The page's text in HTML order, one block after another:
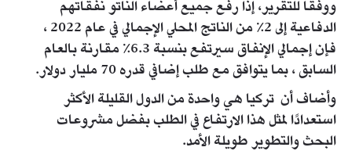
ووفقا للتقرير، إذا رفع جميع أعضاء الناتو نفقاتهم
الدفاعية إلى 2٪ من الناتج المحلي الإجمالي في عام 2022 ،
فإن إجمالي الإنفاق سيرتفع بنسبة 6.3٪ مقارنة بالعام
السابق ، بما يتوافق مع طلب إضافي قدره 70 مليار دولار.
وأضاف أن تركيا هي واحدة من الدول القليلة الأكثر
استعدادًا لمثل هذا الارتفاع في الطلب بفضل مشروعات
البحث والتطوير طويلة الأمد.